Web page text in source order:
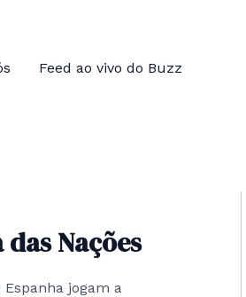
Feed ao vivo do Buzz
Nações
jogam a